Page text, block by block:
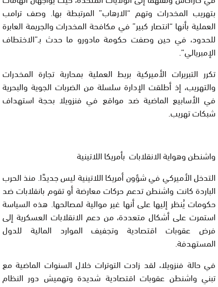
بتهريب المخدرات وتهم “الارهاب” المرتبطة بها. وصف ترامب
العملية بأنها “انتصار كبير” في مكافحة المخدرات والجريمة العابرة
للحدود، في حين وصفت حكومة مادورو ما حدث بـ”الاختطاف
الإمبريالي”.
تكرر التبريرات الأميركية بربط العملية بمحاربة تجارة المخدرات
والتهريب، إذ أطلقت الإدارة سلسلة من الضربات الجوية والبحرية
في الأسابيع الماضية ضد مواقع في فنزويلا بحجة استهداف
شبكات تهريب.
واشنطن وهواية الانقلابات بأمريكا اللاتينية
التدخل الأميركي في شؤون أمريكا اللاتينية ليس جديدًا. منذ الحرب
الباردة كانت واشنطن تدعم حركات معارضة أو تقوم بانقلابات ضد
حكومات يُنظر إليها على أنها غير موالية لمصالحها. هذه السياسة
استمرت على أشكال متعددة، من دعم الانقلابات العسكرية إلى
فرض عقوبات اقتصادية وتجفيف الموارد المالية للدول
المستهدفة.
في حالة فنزويلا، لقد زادت التوترات خلال السنوات الماضية مع
تبني واشنطن عقوبات اقتصادية شديدة وتهميش دور النظام